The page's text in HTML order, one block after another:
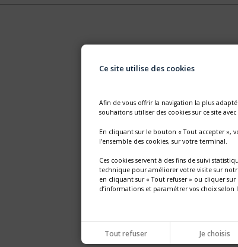
Ce site utilise des cookies
Afin de vous offrir la navigation la plus
souhaitons utiliser des cookies sur ce site
En cliquant sur le bouton « Tout accepter »,
l’ensemble des cookies, sur votre terminal.
Ces cookies servent à des fins de suivi
technique pour améliorer votre visite sur
en cliquant sur « Tout refuser » ou cliquer sur
d’informations et paramétrer vos choix selon
Tout refuser Je choisis